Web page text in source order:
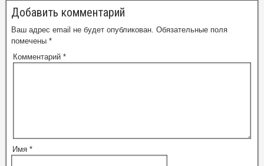
Добавить комментарий
Ваш адрес email не будет опубликован. Обязательные поля
помечены *
Комментарий *
Имя *